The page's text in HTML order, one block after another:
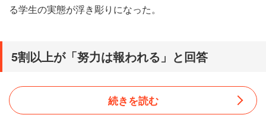
る学生の実態が浮き彫りになった。
5割以上が「努力は報われる」と回答
続きを読む